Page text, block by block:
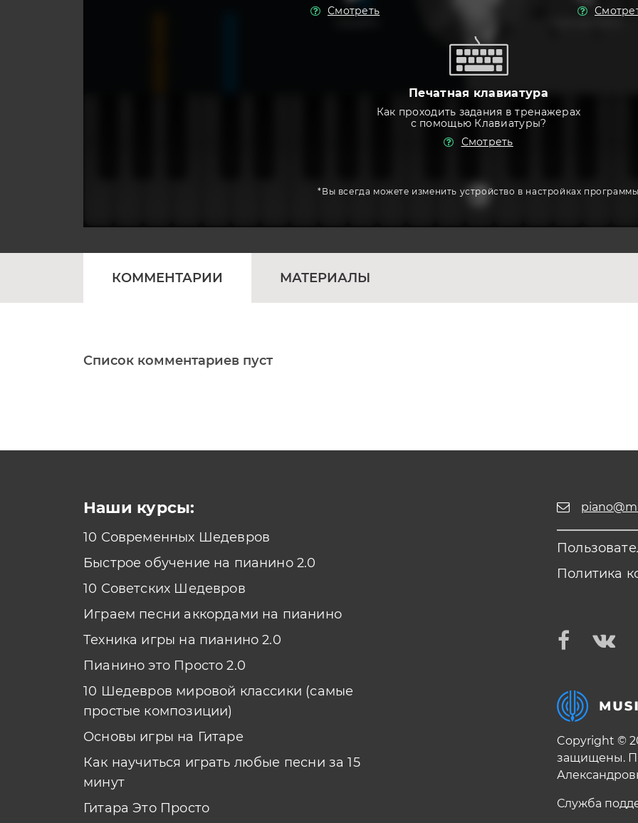
Смотреть
Печатная клавиатура
Как проходить задания в тренажерах
с помощью Клавиатуры?
Смотреть
*Вы всегда можете изменить устройство в настройках
КОММЕНТАРИИ МАТЕРИАЛЫ
Список комментариев пуст
Наши курсы:
10 Современных Шедевров
Быстрое обучение на пианино 2.0
10 Советских Шедевров
Играем песни аккордами на пианино
Техника игры на пианино 2.0
Пианино это Просто 2.0
10 Шедевров мировой классики (самые
простые композиции)
Основы игры на Гитаре
Как научиться играть любые песни за 15
минут
Гитара Это Просто
Политика
Copyright ©
защищены.
Служба